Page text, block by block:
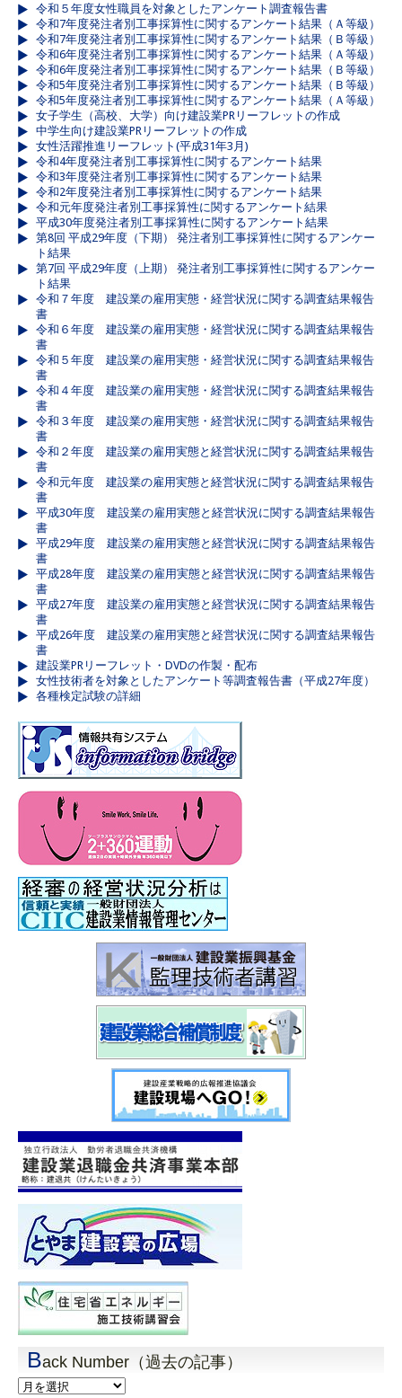
令和５年度女性職員を対象としたアンケート調査報告書
令和7年度発注者別工事採算性に関するアンケート結果（Ａ等級）
令和7年度発注者別工事採算性に関するアンケート結果（Ｂ等級）
令和6年度発注者別工事採算性に関するアンケート結果（Ａ等級）
令和6年度発注者別工事採算性に関するアンケート結果（Ｂ等級）
令和5年度発注者別工事採算性に関するアンケート結果（Ｂ等級）
令和5年度発注者別工事採算性に関するアンケート結果（Ａ等級）
女子学生（高校、大学）向け建設業PRリーフレットの作成
中学生向け建設業PRリーフレットの作成
女性活躍推進リーフレット(平成31年3月)
令和4年度発注者別工事採算性に関するアンケート結果
令和3年度発注者別工事採算性に関するアンケート結果
令和2年度発注者別工事採算性に関するアンケート結果
令和元年度発注者別工事採算性に関するアンケート結果
平成30年度発注者別工事採算性に関するアンケート結果
第8回 平成29年度（下期） 発注者別工事採算性に関するアンケー
ト結果
第7回 平成29年度（上期） 発注者別工事採算性に関するアンケー
ト結果
令和７年度 建設業の雇用実態・経営状況に関する調査結果報告
書
令和６年度 建設業の雇用実態・経営状況に関する調査結果報告
書
令和５年度 建設業の雇用実態・経営状況に関する調査結果報告
書
令和４年度 建設業の雇用実態・経営状況に関する調査結果報告
書
令和３年度 建設業の雇用実態・経営状況に関する調査結果報告
書
令和２年度 建設業の雇用実態と経営状況に関する調査結果報告
書
令和元年度 建設業の雇用実態と経営状況に関する調査結果報告
書
平成30年度 建設業の雇用実態と経営状況に関する調査結果報告
書
平成29年度 建設業の雇用実態と経営状況に関する調査結果報告
書
平成28年度 建設業の雇用実態と経営状況に関する調査結果報告
書
平成27年度 建設業の雇用実態と経営状況に関する調査結果報告
書
平成26年度 建設業の雇用実態と経営状況に関する調査結果報告
書
建設業PRリーフレット・DVDの作製・配布
女性技術者を対象としたアンケート等調査報告書（平成27年度）
各種検定試験の詳細
Back Number（過去の記事）
Back